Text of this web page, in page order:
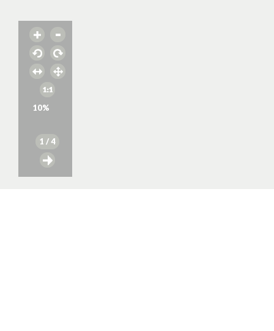
10%
1 / 4